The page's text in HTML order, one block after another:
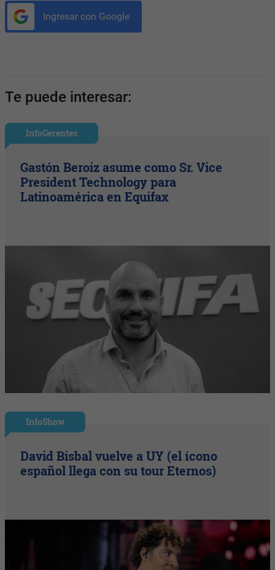
Ingresar con Google
Te puede interesar:
InfoGerentes
Gastón Beroiz asume como Sr. Vice
President Technology para
Latinoamérica en Equifax
InfoShow
David Bisbal vuelve a UY (el ícono
español llega con su tour Eternos)